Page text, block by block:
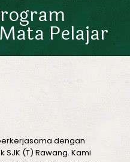
Pelajar
berkerjasama dengan
SJK (T) Rawang. Kami